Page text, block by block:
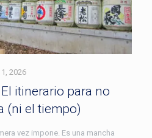
2026
itinerario para no
(ni el tiempo)
vez impone. Es una mancha